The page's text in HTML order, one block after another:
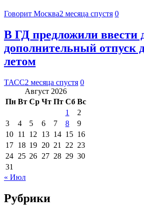
Говорит Москва2 месяца спустя 0
В ГД предложили ввести
дополнительный отпуск
летом
ТАСС2 месяца спустя 0
Август 2026
Пн Вт Ср Чт Пт Сб Вс
1
2
3
4 5 6 7 8
9
10 11 12 13 14 15 16
17 18 19 20 21 22 23
24 25 26 27 28 29 30
31
« Июл
Рубрики